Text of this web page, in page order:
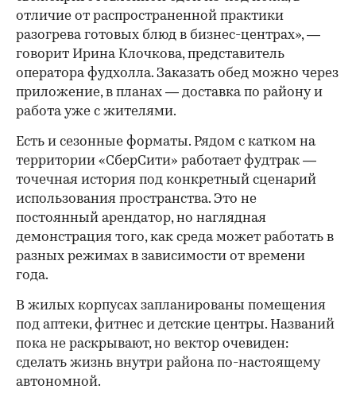
отличие от распространенной практики
разогрева готовых блюд в бизнес-центрах», —
говорит Ирина Клочкова, представитель
оператора фудхолла. Заказать обед можно через
приложение, в планах — доставка по району и
работа уже с жителями.
Есть и сезонные форматы. Рядом с катком на
территории «СберСити» работает фудтрак —
точечная история под конкретный сценарий
использования пространства. Это не
постоянный арендатор, но наглядная
демонстрация того, как среда может работать в
разных режимах в зависимости от времени
года.
В жилых корпусах запланированы помещения
под аптеки, фитнес и детские центры. Названий
пока не раскрывают, но вектор очевиден:
сделать жизнь внутри района по-настоящему
автономной.